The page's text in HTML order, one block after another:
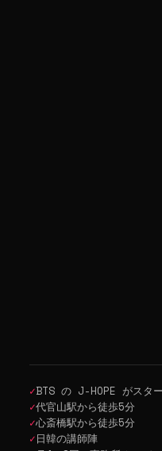
✓BTS の J-HOPE がスター
✓代官山駅から徒歩5分
✓心斎橋駅から徒歩5分
✓日韓の講師陣